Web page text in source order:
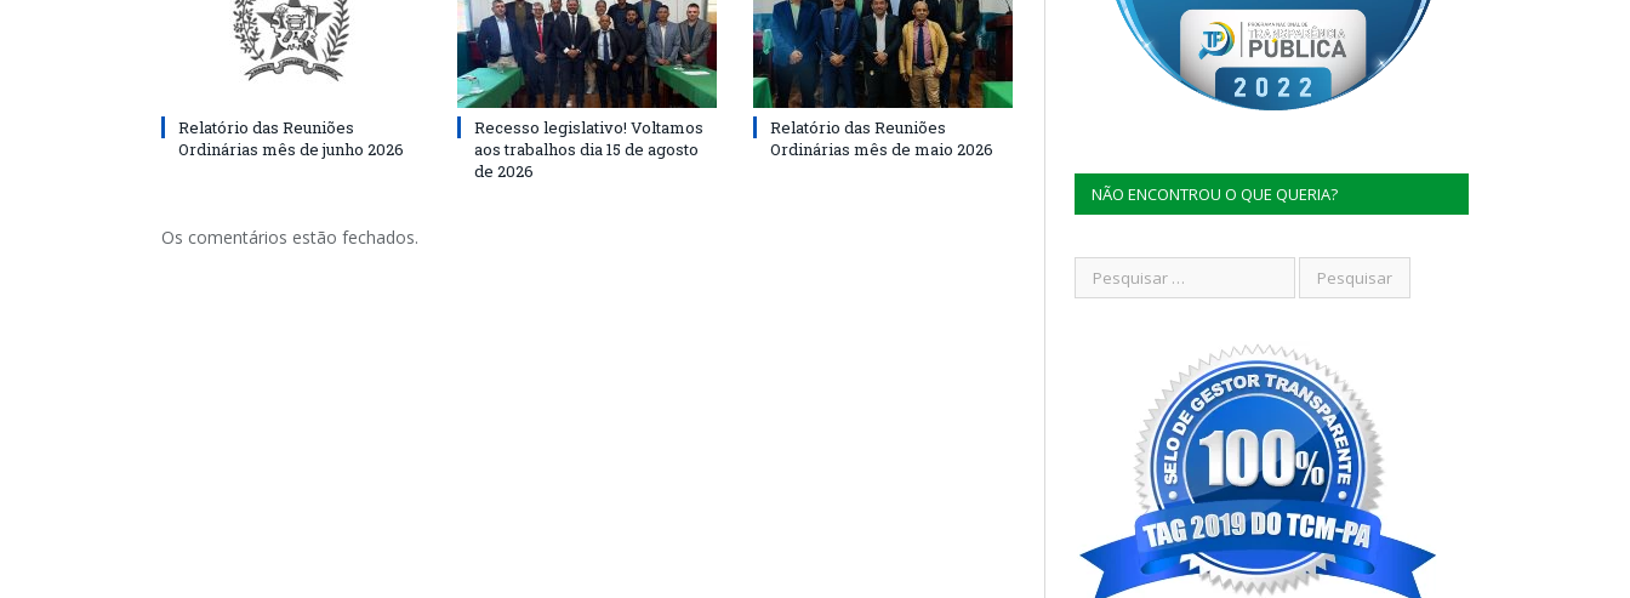
Relatório das Reuniões
Ordinárias mês de junho 2026
Recesso legislativo! Voltamos
aos trabalhos dia 15 de agosto
de 2026
Relatório das Reuniões
Ordinárias mês de maio 2026
Os comentários estão fechados.
NÃO ENCONTROU O QUE QUERIA?